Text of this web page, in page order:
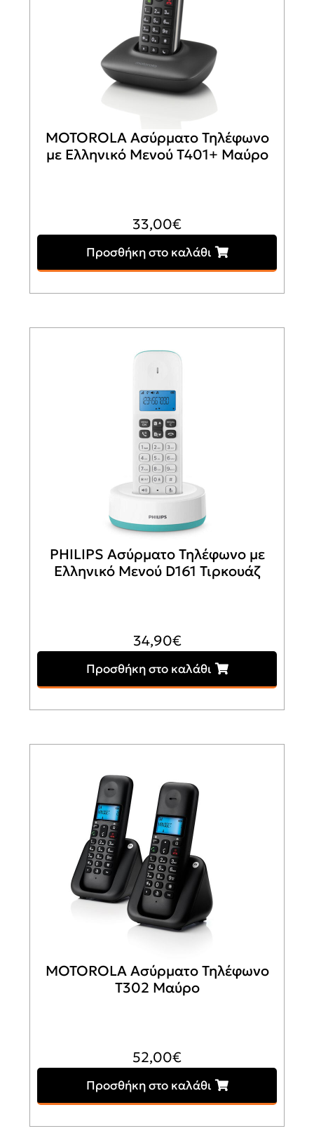
MOTOROLA Ασύρματο Τηλέφωνο
με Ελληνικό Μενού T401+ Μαύρο
33,00€
Προσθήκη στο καλάθι
PHILIPS Ασύρματο Τηλέφωνο με
Ελληνικό Μενού D161 Τιρκουάζ
34,90€
Προσθήκη στο καλάθι
MOTOROLA Ασύρματο Τηλέφωνο
T302 Μαύρο
52,00€
Προσθήκη στο καλάθι